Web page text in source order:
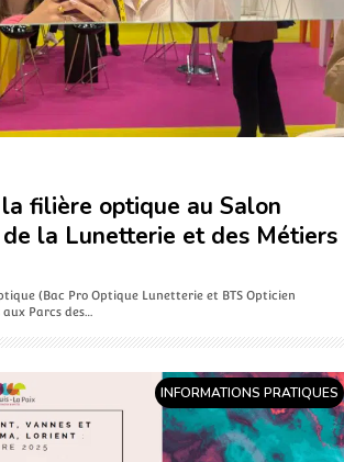
filière optique au Salon
la Lunetterie et des Métiers
(Bac Pro Optique Lunetterie et BTS Opticien
Parcs des…
INFORMATIONS PRATIQUES